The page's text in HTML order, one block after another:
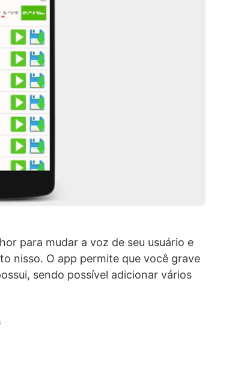
para mudar a voz de seu usuário e
nisso. O app permite que você grave
sendo possível adicionar vários